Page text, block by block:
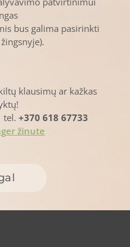
bus galima pasirinkti
klausimų ar kažkas
+370 618 67733
žinute